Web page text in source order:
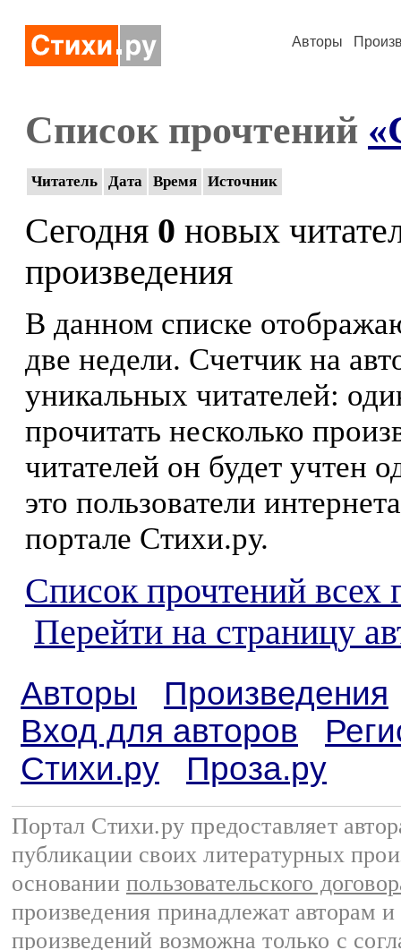
Авторы
Список прочтений
Читатель Дата Время Источник
Сегодня 0 новых
произведения
В данном списке
две недели. Счетчик на
уникальных читателей:
прочитать несколько
читателей он будет учтен
это пользователи
портале Стихи.ру.
Список прочтений всех
Перейти на страницу
Авторы
Произведения
Вход для авторов
Стихи.ру
Проза.ру
Портал Стихи.ру предоставляет
публикации своих литературных
основании пользовательского
произведения принадлежат авторам
произведений возможна только с